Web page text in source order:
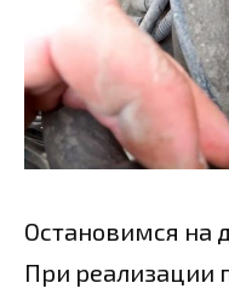
Остановимся на
При реализации